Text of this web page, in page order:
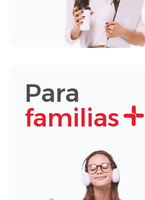
Para
familias